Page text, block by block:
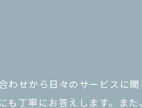
わせから日々のサービスに関
も丁寧にお答えします。また